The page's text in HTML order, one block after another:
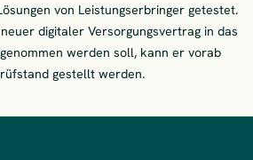
von Leistungserbringer getestet.
digitaler Versorgungsvertrag in das
werden soll, kann er vorab
gestellt werden.